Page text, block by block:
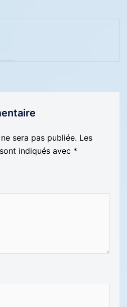
sera pas publiée. Les
indiqués avec *